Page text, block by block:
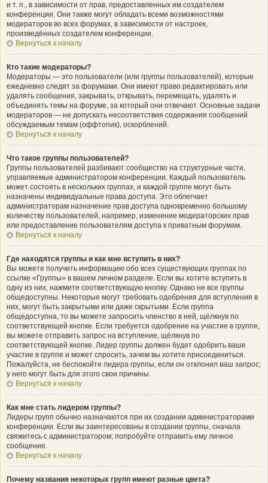
и т. п., в зависимости от прав, предоставленных им создателем
конференции. Они также могут обладать всеми возможностями
модераторов во всех форумах, в зависимости от настроек,
произведённых создателем конференции.
Вернуться к началу
Кто такие модераторы?
Модераторы — это пользователи (или группы пользователей), которые
ежедневно следят за форумами. Они имеют право редактировать или
удалять сообщения, закрывать, открывать, перемещать, удалять и
объединять темы на форуме, за который они отвечают. Основные задачи
модераторов — не допускать несоответствия содержания сообщений
обсуждаемым темам (оффтопик), оскорблений.
Вернуться к началу
Что такое группы пользователей?
Группы пользователей разбивают сообщество на структурные части,
управляемые администратором конференции. Каждый пользователь
может состоять в нескольких группах, и каждой группе могут быть
назначены индивидуальные права доступа. Это облегчает
администраторам назначение прав доступа одновременно большому
количеству пользователей, например, изменение модераторских прав
или предоставление пользователям доступа к приватным форумам.
Вернуться к началу
Где находятся группы и как мне вступить в них?
Вы можете получить информацию обо всех существующих группах по
ссылке «Группы» в вашем личном разделе. Если вы хотите вступить в
одну из них, нажмите соответствующую кнопку. Однако не все группы
общедоступны. Некоторые могут требовать одобрения для вступления в
них, могут быть закрытыми или даже скрытыми. Если группа
общедоступна, то вы можете запросить членство в ней, щёлкнув по
соответствующей кнопке. Если требуется одобрение на участие в группе,
вы можете отправить запрос на вступление, щёлкнув по
соответствующей кнопке. Лидер группы должен будет одобрить ваше
участие в группе и может спросить, зачем вы хотите присоединиться.
Пожалуйста, не беспокойте лидера группы, если он отклонил ваш запрос;
у него могут быть для этого свои причины.
Вернуться к началу
Как мне стать лидером группы?
Лидеры групп обычно назначаются при их создании администраторами
конференции. Если вы заинтересованы в создании группы, сначала
свяжитесь с администратором; попробуйте отправить ему личное
сообщение.
Вернуться к началу
Почему названия некоторых групп имеют разные цвета?